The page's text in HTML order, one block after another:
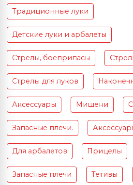
Традиционные луки
Детские луки и арбалеты
Стрелы, боеприпасы
Стрелы для луков
Аксессуары Мишени
Запасные плечи.
Для арбалетов Прицелы
Запасные плечи Тетивы